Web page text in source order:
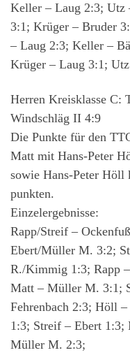
Keller – Laug 2:3; Utz
3:1; Krüger – Bruder
– Laug 2:3; Keller –
Krüger – Laug 3:1;
Herren Kreisklasse C:
Windschläg II 4:9
Die Punkte für den
Matt mit Hans-Peter
sowie Hans-Peter Höll
punkten.
Einzelergebnisse:
Rapp/Streif –
Ebert/Müller M. 3:2;
R./Kimmig 1:3; Rapp
Matt – Müller M. 3:1;
Fehrenbach 2:3; Höll
1:3; Streif – Ebert
Müller M. 2:3;